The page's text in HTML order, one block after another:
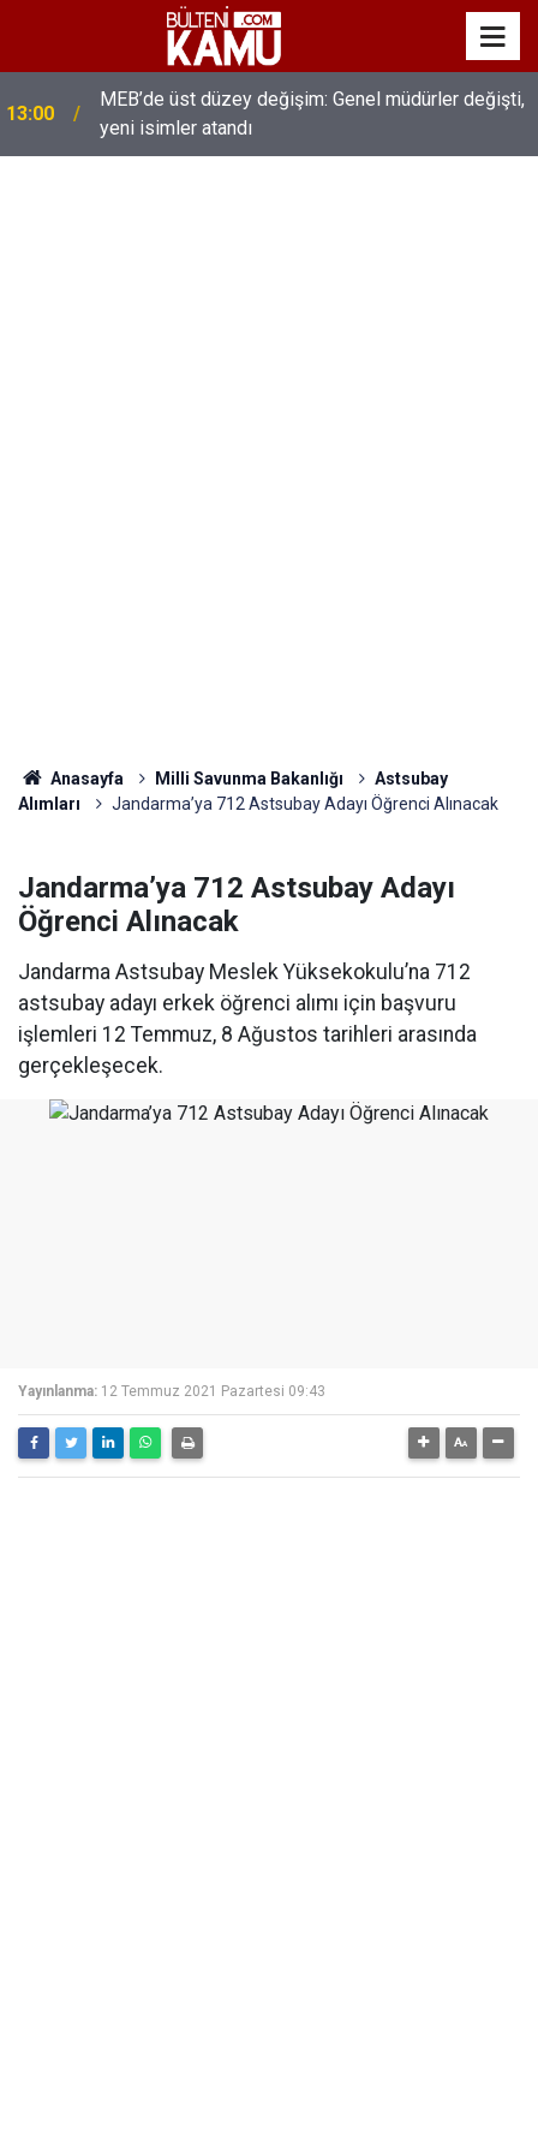
13:00
MEB’de üst düzey değişim: Genel müdürler değişti,
yeni isimler atandı
Anasayfa Milli Savunma Bakanlığı
Astsubay
Alımları
Jandarma’ya 712 Astsubay Adayı Öğrenci Alınacak
Jandarma’ya 712 Astsubay Adayı
Öğrenci Alınacak
Jandarma Astsubay Meslek Yüksekokulu’na 712
astsubay adayı erkek öğrenci alımı için başvuru
işlemleri 12 Temmuz, 8 Ağustos tarihleri arasında
gerçekleşecek.
Yayınlanma: 12 Temmuz 2021 Pazartesi 09:43